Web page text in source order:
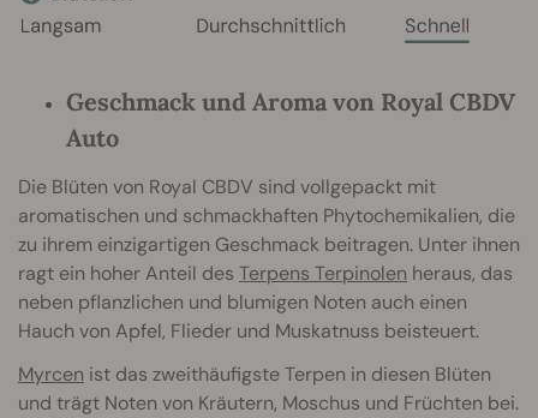
Geschmack und Aroma von Royal CBDV
Auto
Die Blüten von Royal CBDV sind vollgepackt mit
aromatischen und schmackhaften Phytochemikalien, die
zu ihrem einzigartigen Geschmack beitragen. Unter ihnen
ragt ein hoher Anteil des Terpens Terpinolen heraus, das
neben pflanzlichen und blumigen Noten auch einen
Hauch von Apfel, Flieder und Muskatnuss beisteuert.
Myrcen ist das zweithäufigste Terpen in diesen Blüten
und trägt Noten von Kräutern, Moschus und Früchten bei.